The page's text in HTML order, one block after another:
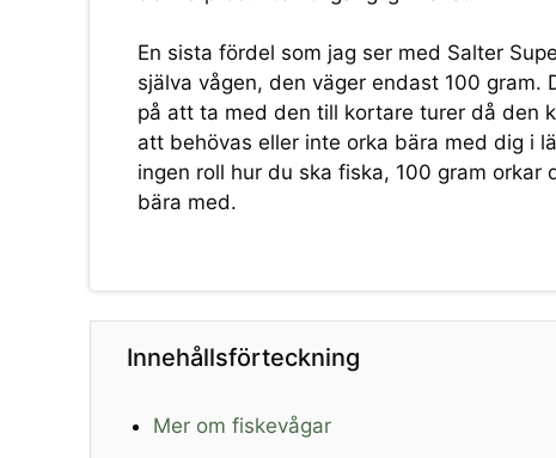
En sista fördel som jag ser med Salter
själva vågen, den väger endast 100 gram.
på att ta med den till kortare turer då den
att behövas eller inte orka bära med dig i
ingen roll hur du ska fiska, 100 gram orkar
bära med.
Innehållsförteckning
Mer om fiskevågar